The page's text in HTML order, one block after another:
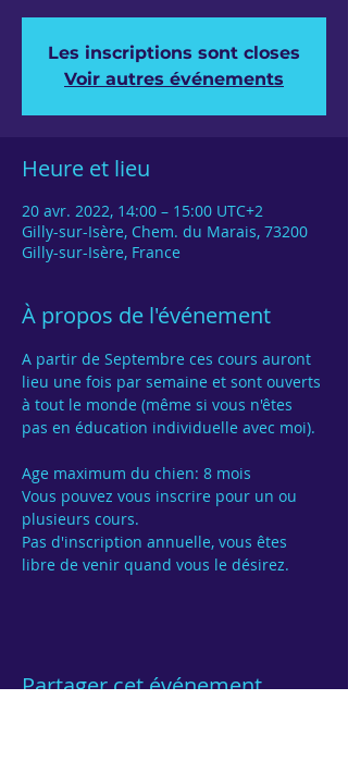
Les inscriptions sont closes
Voir autres événements
Heure et lieu
20 avr. 2022, 14:00 – 15:00 UTC+2
Gilly-sur-Isère, Chem. du Marais, 73200
Gilly-sur-Isère, France
À propos de l'événement
A partir de Septembre ces cours auront
lieu une fois par semaine et sont ouverts
à tout le monde (même si vous n'êtes
pas en éducation individuelle avec moi).
Age maximum du chien: 8 mois
Vous pouvez vous inscrire pour un ou
Pas d'inscription annuelle, vous êtes
Partager cet événement